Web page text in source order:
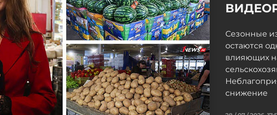
Сезонные
остаются
влияющих
снижение